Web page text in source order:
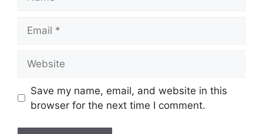
Save my name, email, and website in this
browser for the next time I comment.